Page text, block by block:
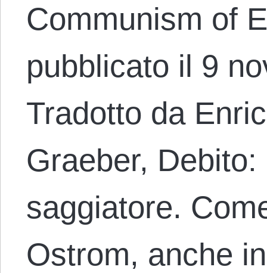
Communism of
pubblicato il 9
Tradotto da
Graeber,
saggiatore.
Ostrom, anche